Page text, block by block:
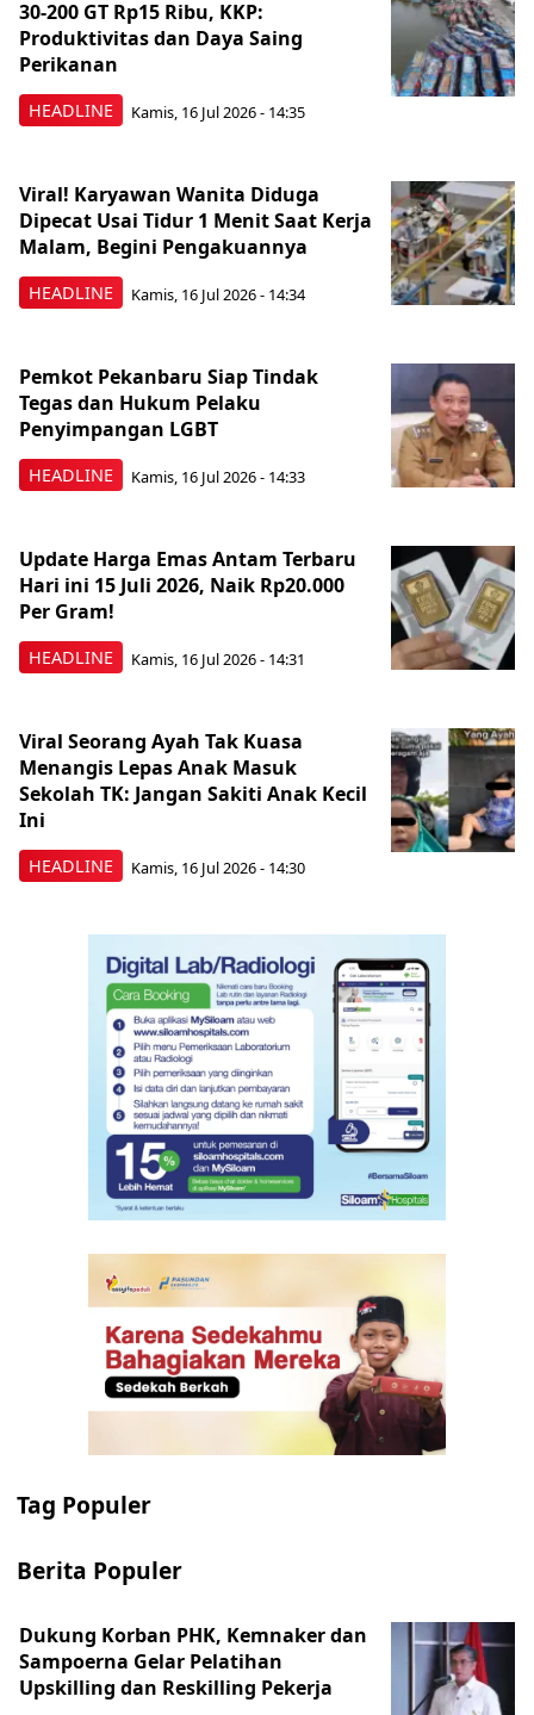
HEADLINE
30-200 GT Rp15 Ribu, KKP:
Produktivitas dan Daya Saing
Perikanan
Kamis, 16 Jul 2026 - 14:35
HEADLINE
Viral! Karyawan Wanita Diduga
Dipecat Usai Tidur 1 Menit Saat Kerja
Malam, Begini Pengakuannya
Kamis, 16 Jul 2026 - 14:34
HEADLINE
Pemkot Pekanbaru Siap Tindak
Tegas dan Hukum Pelaku
Penyimpangan LGBT
Kamis, 16 Jul 2026 - 14:33
HEADLINE
Update Harga Emas Antam Terbaru
Hari ini 15 Juli 2026, Naik Rp20.000
Per Gram!
Kamis, 16 Jul 2026 - 14:31
HEADLINE
Viral Seorang Ayah Tak Kuasa
Menangis Lepas Anak Masuk
Sekolah TK: Jangan Sakiti Anak Kecil
Ini
Kamis, 16 Jul 2026 - 14:30
Tag Populer
Berita Populer
Dukung Korban PHK, Kemnaker dan
Sampoerna Gelar Pelatihan
Upskilling dan Reskilling Pekerja